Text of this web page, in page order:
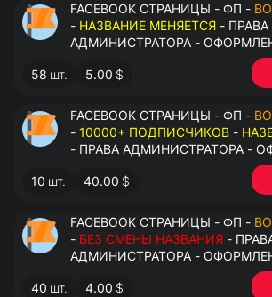
FACEBOOK СТРАНИЦЫ - ФП -
- НАЗВАНИЕ МЕНЯЕТСЯ - ПРАВА
АДМИНИСТРАТОРА -
ЗАПОЛНЕННАЯ ИНФОРМАЦИЯ -
58 шт. 5.00 $
FACEBOOK СТРАНИЦЫ - ФП -
- 10000+ ПОДПИСЧИКОВ -
- ПРАВА АДМИНИСТРАТОРА -
ЗАПОЛНЕННАЯ ИНФОРМАЦИЯ -
10 шт. 40.00 $
FACEBOOK СТРАНИЦЫ - ФП -
- БЕЗ СМЕНЫ НАЗВАНИЯ -
АДМИНИСТРАТОРА -
ЗАПОЛНЕННАЯ ИНФОРМАЦИЯ -
40 шт. 4.00 $